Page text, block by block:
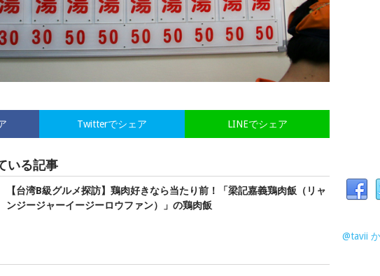
LINEでシェア
Twitterでシェア
いる記事
【台湾B級グルメ探訪】鶏肉好きなら当たり前！「梁記嘉義鶏肉飯（リャ
ンジージャーイージーロウファン）」の鶏肉飯
@tavii